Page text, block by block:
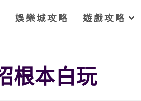
娛樂城攻略 遊戲攻略
根本白玩